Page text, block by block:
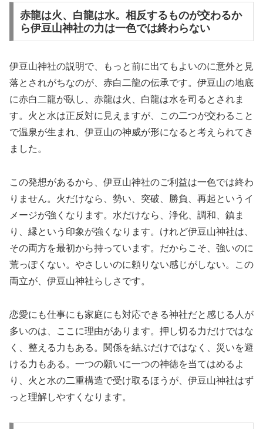
赤龍は火、白龍は水。相反するものが交わるか
ら伊豆山神社の力は一色では終わらない
伊豆山神社の説明で、もっと前に出てもよいのに意外と見
落とされがちなのが、赤白二龍の伝承です。伊豆山の地底
に赤白二龍が臥し、赤龍は火、白龍は水を司るとされま
す。火と水は正反対に見えますが、この二つが交わること
で温泉が生まれ、伊豆山の神威が形になると考えられてき
ました。
この発想があるから、伊豆山神社のご利益は一色では終わ
りません。火だけなら、勢い、突破、勝負、再起というイ
メージが強くなります。水だけなら、浄化、調和、鎮ま
り、縁という印象が強くなります。けれど伊豆山神社は、
その両方を最初から持っています。だからこそ、強いのに
荒っぽくない。やさしいのに頼りない感じがしない。この
両立が、伊豆山神社らしさです。
恋愛にも仕事にも家庭にも対応できる神社だと感じる人が
多いのは、ここに理由があります。押し切る力だけではな
く、整える力もある。関係を結ぶだけではなく、災いを避
ける力もある。一つの願いに一つの神徳を当てはめるよ
り、火と水の二重構造で受け取るほうが、伊豆山神社はず
っと理解しやすくなります。